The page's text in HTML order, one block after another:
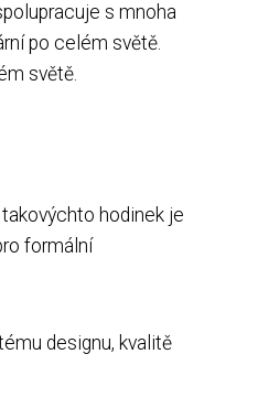
s mnoha
po celém světě.
světě.
hodinek je
formální
designu, kvalitě